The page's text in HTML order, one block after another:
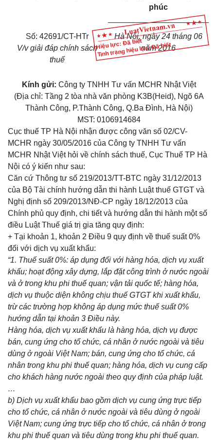
Hiệu lực: Đã biết
Tình trạng hiệu lực: Đã biết
phúc
_______________________
Số: 42691/CT-HTr
V/v giải đáp chính sách
thuế
Hà Nội, ngày24 tháng 06
năm 2016
Kính gửi: Công ty TNHH Tư vấn MCHR Nhật Việt
(Địa chỉ: Tầng 2 tòa nhà văn phòng K3B(Heid), Ngõ 6A
Thành Công, P.Thành Công, Q.Ba Đình, Hà Nội)
MST: 0106914684
Cục thuế TP Hà Nội nhận được công văn số 02/CV-
MCHR ngày 30/05/2016 của Công ty TNHH Tư vấn
MCHR Nhật Việt hỏi về chính sách thuế, Cục Thuế TP Hà
Nội có ý kiến như sau:
Căn cứ Thông tư số 219/2013/TT-BTC ngày 31/12/2013
của Bộ Tài chính hướng dẫn thi hành Luật thuế GTGT và
Nghị định số 209/2013/NĐ-CP ngày 18/12/2013 của
Chính phủ quy định, chi tiết và hướng dẫn thi hành một số
điều Luật Thuế giá trị gia tăng quy định:
+ Tại khoản 1, khoản 2 Điều 9 quy định về thuế suất 0%
đối với dịch vụ xuất khẩu:
“1. Thuế suất 0%: áp dụng đối với hàng hóa, dịch vụ xuất
khẩu; hoạt động xây dựng, lắp đặt công trình ở nước ngoài
và ở trong khu phi thuế quan; vận tải quốc tế; hàng hóa,
dịch vụ thuộc diện không chịu thuế GTGT khi xuất khẩu,
trừ các trường hợp không áp dụng mức thuế suất 0%
hướng dẫn tại khoản 3 Điều này.
Hàng hóa, dịch vụ xuất khẩu là hàng hóa, dịch vụ được
bán, cung ứng cho tổ chức, cá nhân ở nước ngoài và tiêu
dùng ở ngoài Việt Nam; bán, cung ứng cho tổ chức, cá
nhân trong khu phi thuế quan; hàng hóa, dịch vụ cung cấp
cho khách hàng nước ngoài theo quy định của pháp luật.
…
b) Dịch vụ xuất khẩu bao gồm dịch vụ cung ứng trực tiếp
cho tổ chức, cá nhân ở nước ngoài và tiêu dùng ở ngoài
Việt Nam; cung ứng trực tiếp cho tổ chức, cá nhân ởtrong
khu phi thuế quan và tiêu dùng trong khu phi thuế quan.